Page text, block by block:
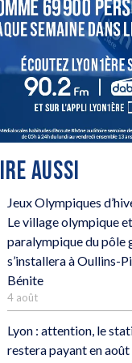
AUSSI
Jeux Olympiques
Le village olympique et
paralympique du pôle
s’installera à Oullins-
Bénite
4 août
Lyon : attention, le
restera payant en août